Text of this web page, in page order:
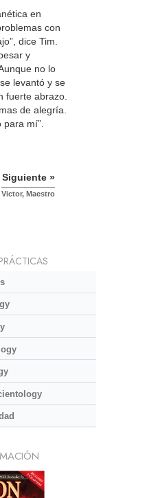
en
con
dice Tim.
y
no lo
levantó y se
fuerte abrazo.
de alegría.
mí”.
Siguiente »
Victor, Maestro